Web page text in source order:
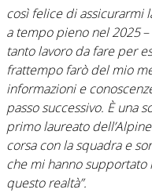
così felice di assicurarmi
a tempo pieno nel 2025–
tanto lavoro da fare per
frattempo farò del mio
informazioni e
passo successivo. È una
primo laureato
corsa con la squadra e
che mi hanno
questo realtà”.